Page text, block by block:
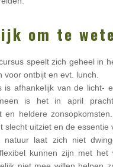
om te
speelt zich geheel in
voor ontbijt en evt. lunch.
is afhankelijk van de licht-
is het in april
en heldere
slecht uitziet en de
natuur laat zich niet
kunnen zijn met